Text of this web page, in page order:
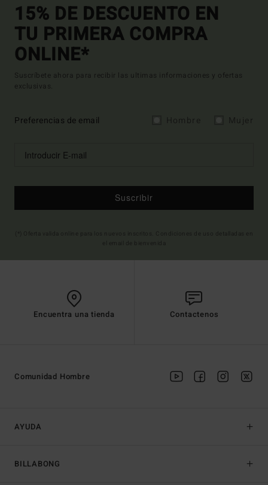
15% DE DESCUENTO EN
TU PRIMERA COMPRA
ONLINE*
Suscríbete ahora para recibir las ultimas informaciones y ofertas
exclusivas.
Preferencias de email
Suscribir
Encuentra una tienda Contactenos
AYUDA
BILLABONG
Comunidad Hombre